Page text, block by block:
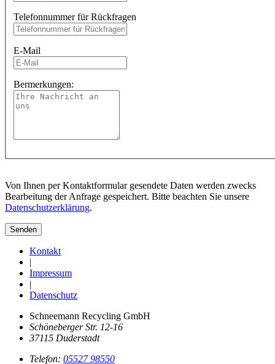
Telefonnummer für Rückfragen
E-Mail
Bermerkungen:
Von Ihnen per Kontaktformular gesendete Daten werden zwecks
Bearbeitung der Anfrage gespeichert. Bitte beachten Sie unsere
Datenschutzerklärung.
Senden
Kontakt
|
Impressum
|
Datenschutz
Schneemann Recycling GmbH
Schöneberger Str. 12-16
37115 Duderstadt
Telefon: 05527 98550